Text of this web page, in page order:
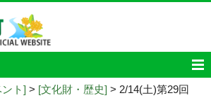
ト] > [文化財・歴史] > 2/14(土)第29回